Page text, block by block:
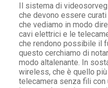
Il sistema di
che devono essere
che vediamo in modo
cavi elettrici e le
che rendono possibile il
questo cerchiamo di
modo altalenante. In
wireless, che è quello
telecamera senza fili con